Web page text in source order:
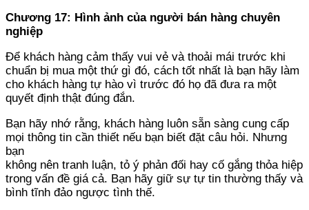
Chương 17: Hình ảnh của người bán hàng chuyên
nghiệp
Để khách hàng cảm thấy vui vẻ và thoải mái trước khi
chuẩn bị mua một thứ gì đó, cách tốt nhất là bạn hãy làm
cho khách hàng tự hào vì trước đó họ đã đưa ra một
quyết định thật đúng đắn.
Bạn hãy nhớ rằng, khách hàng luôn sẵn sàng cung cấp
mọi thông tin cần thiết nếu bạn biết đặt câu hỏi. Nhưng
bạn
không nên tranh luận, tỏ ý phản đối hay cố gắng thỏa hiệp
trong vấn đề giá cả. Bạn hãy giữ sự tự tin thường thấy và
bình tĩnh đảo ngược tình thế.